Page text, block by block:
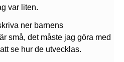
var liten.
ner barnens
små, det måste jag göra med
se hur de utvecklas.